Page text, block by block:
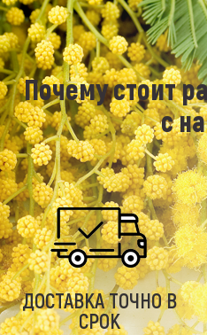
Почему стоит
с
ДОСТАВКА ТОЧНО В
СРОК